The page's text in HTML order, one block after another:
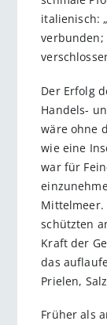
italienisch:
verbunden;
Der Erfolg
Handels-
wäre ohne
wie eine
war für
Mittelmeer.
schützten
Kraft der
das
Prielen,
Früher als